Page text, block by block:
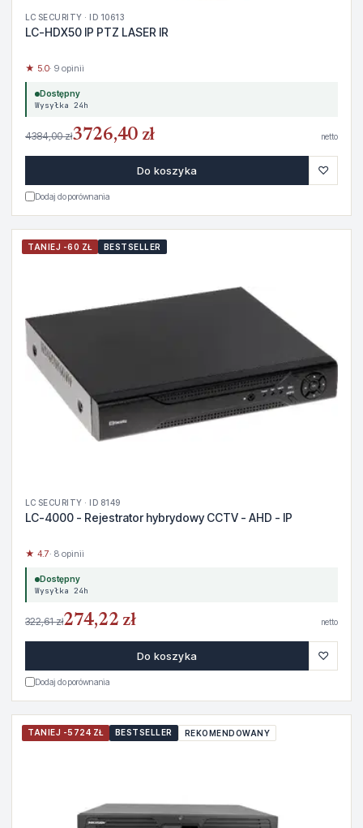
LC SECURITY · ID 10613
LC-HDX50 IP PTZ LASER IR
★ 5.0· 9 opinii
Dostępny
Wysyłka 24h
4384,00 zł3726,40 zł netto
Do koszyka ♡
Dodaj do porównania
TANIEJ -60 ZŁ BESTSELLER
LC SECURITY · ID 8149
LC-4000 - Rejestrator hybrydowy CCTV - AHD - IP
★ 4.7· 8 opinii
Dostępny
Wysyłka 24h
322,61 zł274,22 zł netto
Do koszyka ♡
Dodaj do porównania
TANIEJ -5724 ZŁ BESTSELLER REKOMENDOWANY